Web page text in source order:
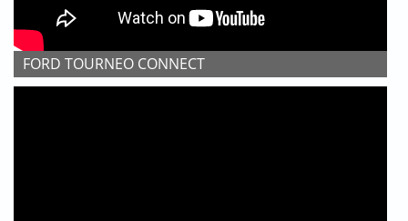
FORD TOURNEO CONNECT